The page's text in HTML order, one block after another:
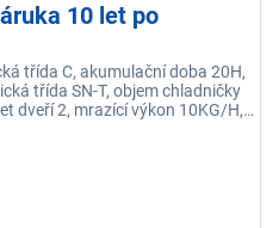
10 let po
třída C, akumulační doba 20H,
třída SN-T, objem chladničky
dveří 2, mrazící výkon 10KG/H,